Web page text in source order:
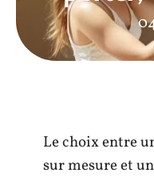
Le choix entre
sur mesure et